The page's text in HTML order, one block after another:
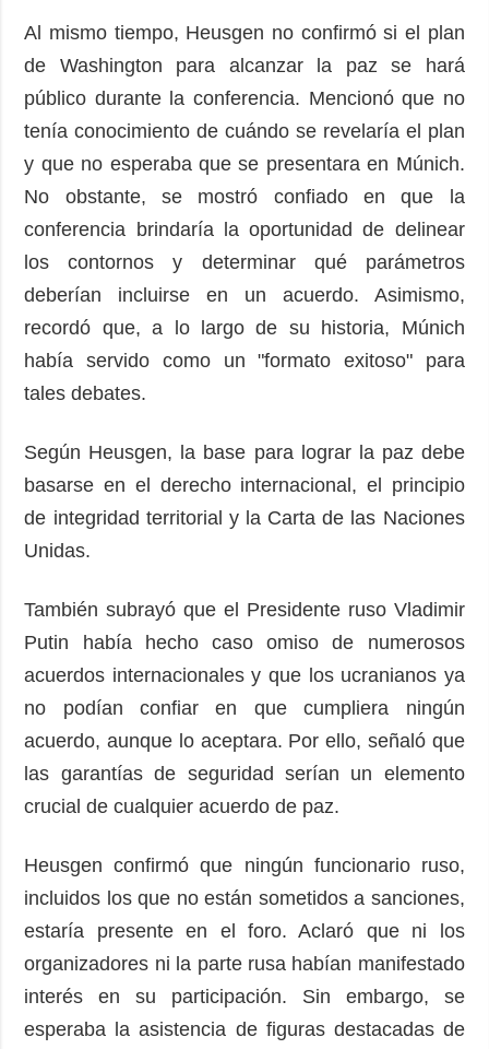
Al mismo tiempo, Heusgen no confirmó si el plan
de Washington para alcanzar la paz se hará
público durante la conferencia. Mencionó que no
tenía conocimiento de cuándo se revelaría el plan
y que no esperaba que se presentara en Múnich.
No obstante, se mostró confiado en que la
conferencia brindaría la oportunidad de delinear
los contornos y determinar qué parámetros
deberían incluirse en un acuerdo. Asimismo,
recordó que, a lo largo de su historia, Múnich
había servido como un "formato exitoso" para
tales debates.
Según Heusgen, la base para lograr la paz debe
basarse en el derecho internacional, el principio
de integridad territorial y la Carta de las Naciones
Unidas.
También subrayó que el Presidente ruso Vladimir
Putin había hecho caso omiso de numerosos
acuerdos internacionales y que los ucranianos ya
no podían confiar en que cumpliera ningún
acuerdo, aunque lo aceptara. Por ello, señaló que
las garantías de seguridad serían un elemento
crucial de cualquier acuerdo de paz.
Heusgen confirmó que ningún funcionario ruso,
incluidos los que no están sometidos a sanciones,
estaría presente en el foro. Aclaró que ni los
organizadores ni la parte rusa habían manifestado
interés en su participación. Sin embargo, se
esperaba la asistencia de figuras destacadas de